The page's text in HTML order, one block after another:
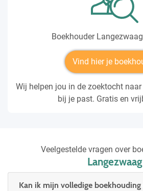
Boekhouder
Vind hier je
Wij helpen jou in de zoektocht
bij je past. Gratis en
Veelgestelde vragen over
Langezwaag
Kan ik mijn volledige